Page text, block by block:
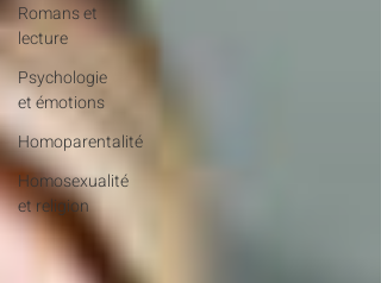
Romans et
lecture
Psychologie
et émotions
Homoparentalité
Homosexualité
et religion